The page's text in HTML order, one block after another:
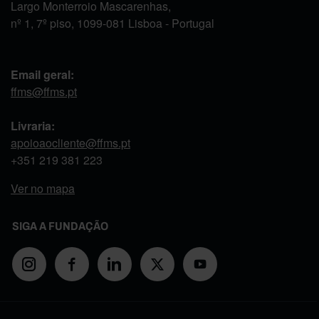
Largo Monterroio Mascarenhas,
nº 1, 7º piso, 1099-081 Lisboa - Portugal
Email geral:
ffms@ffms.pt
Livraria:
apoioaocliente@ffms.pt
+351 219 381 223
Ver no mapa
SIGA A FUNDAÇÃO